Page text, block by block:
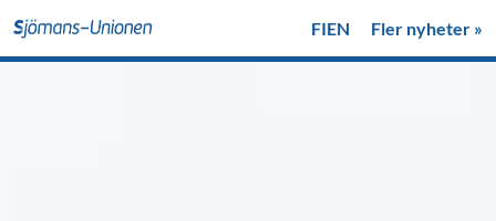
FIEN Fler nyheter »